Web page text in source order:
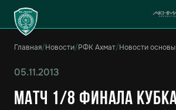
Главная/Новости/РФК Ахмат/Новости основы
05.11.2013
Матч 1/8 финала